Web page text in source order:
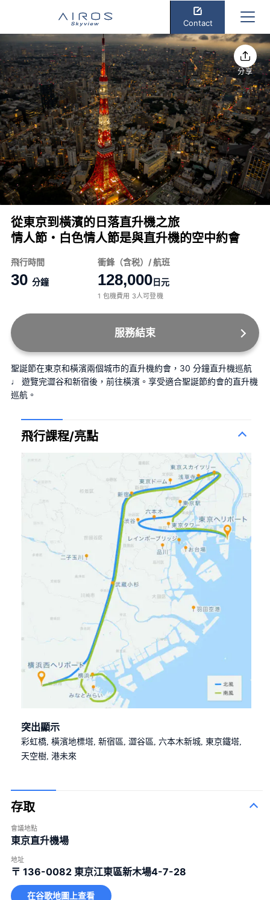
Contact
分享
從東京到橫濱的日落直升機之旅
情人節・白色情人節是與直升機的空中約會
飛行時間
30 分鐘
衝鋒（含税）/ 航班
128,000日元
1 包機費用 3人可登機
服務結束
聖誕節在東京和橫濱兩個城市的直升機約會，30 分鐘直升機巡航
♩ 遊覽完澀谷和新宿後，前往橫濱。享受適合聖誕節約會的直升機
巡航。
飛行課程/亮點
突出顯示
彩虹橋, 橫濱地標塔, 新宿區, 澀谷區, 六本木新城, 東京鐵塔,
天空樹, 港未來
存取
會議地點
東京直升機場
地址
〒 136-0082 東京江東區新木場4-7-28
在谷歌地圖上查看